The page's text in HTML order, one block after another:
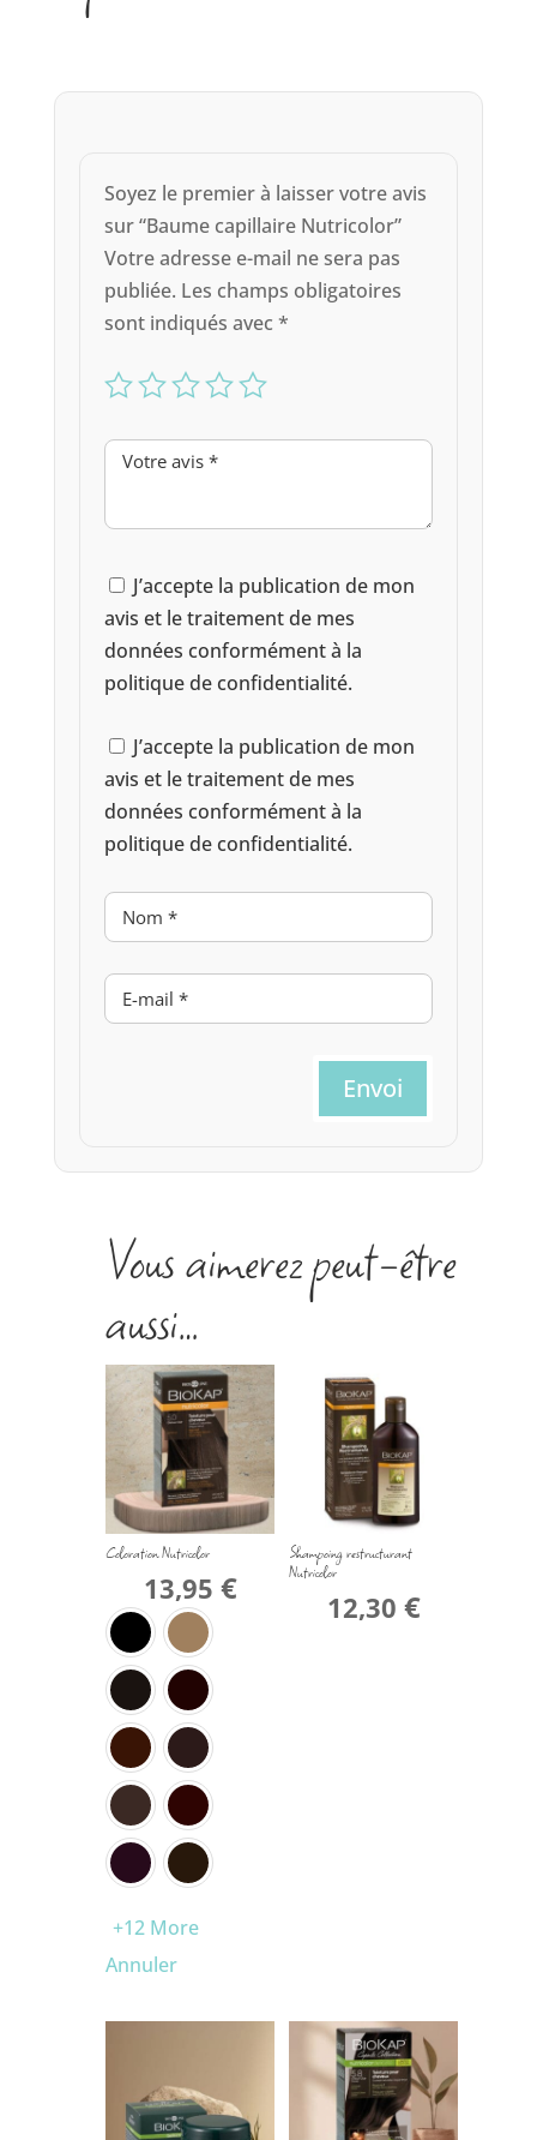
Soyez le premier à laisser votre avis
sur “Baume capillaire Nutricolor”
Votre adresse e-mail ne sera pas
publiée. Les champs obligatoires
sont indiqués avec *
J’accepte la publication de mon
avis et le traitement de mes
données conformément à la
politique de confidentialité.
J’accepte la publication de mon
avis et le traitement de mes
données conformément à la
politique de confidentialité.
Envoi
Vous aimerez peut-être
aussi…
Coloration Nutricolor
13,95 €
+12 More
Annuler
Shampoing restructurant
Nutricolor
12,30 €